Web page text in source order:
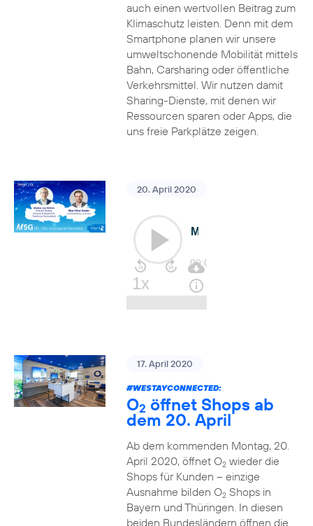
auch einen wertvollen Beitrag zum
Klimaschutz leisten. Denn mit dem
Smartphone planen wir unsere
umweltschonende Mobilität mittels
Bahn, Carsharing oder öffentliche
Verkehrsmittel. Wir nutzen damit
Sharing-Dienste, mit denen wir
Ressourcen sparen oder Apps, die
uns freie Parkplätze zeigen.
20. April 2020
17. April 2020
#WESTAYCONNECTED:
O2 öffnet Shops ab
dem 20. April
Ab dem kommenden Montag, 20.
April 2020, öffnet O2wieder die
Shops für Kunden – einzige
Ausnahme bilden O2Shops in
Bayern und Thüringen. In diesen
beiden Bundesländern öffnen die